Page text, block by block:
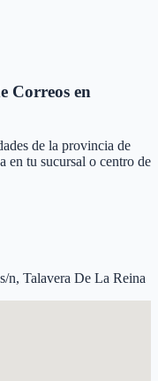
Correos en
de la provincia de
en tu sucursal o centro de
n, Talavera De La Reina